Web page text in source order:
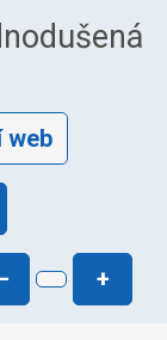
web
+